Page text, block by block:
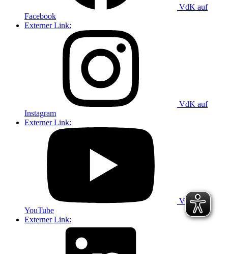
VdK auf
Facebook
Externer Link:
VdK auf
Instagram
Externer Link:
VdK auf
YouTube
Externer Link: